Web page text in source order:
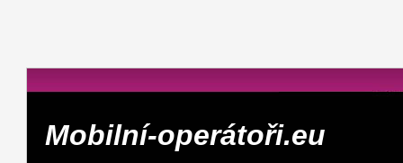
Mobilní-operátoři.eu